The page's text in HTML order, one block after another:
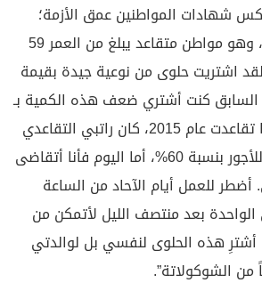
شهادات المواطنين عمق الأزمة؛
حيث يروي يلماز شان، وهو مواطن متقاعد يبلغ من العمر 59
“لقد اشتريت حلوى من نوعية جيدة بقيمة
في السابق كنت أشتري ضعف هذه الكمية بـ
150 ليرة فقط. عندما تقاعدت عام 2015، كان راتبي التقاعدي
يزيّد عن الحد الأدنى للأجور بنسبة 60%، أما اليوم فأنا أتقاضى
أضطر للعمل أيام الآحاد من الساعة
بعد منتصف الليل لأتمكن من
هذه الحلوى لنفسي بل لوالدتي
من الشوكولاتة”.